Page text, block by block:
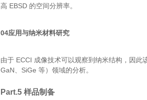
高 EBSD 的空间分辨率。
04应用与纳米材料研究
由于 ECCI 成像技术可以观察到纳米结构，因此
GaN、SiGe 等）领域的分析。
Part.5 样品制备